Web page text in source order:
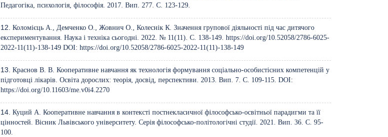
Педагогіка, психологія, філософія. 2017. Вип. 277. С. 123-129.
Коломієць А., Демченко О., Жовнич О., Колеснік К. Значення групової діяльності під час дитячого
експериментування. Наука і техніка сьогодні. 2022. № 11(11). С. 138-149.https://doi.org/10.52058/2786-6025-
2022-11(11)-138-149 DOI:https://doi.org/10.52058/2786-6025-2022-11(11)-138-149
Краснов В. В. Кооперативне навчання як технологія формування соціально-особистісних компетенцій у
підготовці лікарів. Освіта дорослих: теорія, досвід, перспективи. 2013. Вип. 7. С. 109-115. DOI:
https://doi.org/10.11603/me.v0i4.2270
Куций А. Кооперативне навчання в контексті постнекласичної філософсько-освітньої парадигми та її
цінностей. Вісник Львівського університету. Серія філософсько-політологічні студії. 2021. Вип. 36. С. 95-
100.